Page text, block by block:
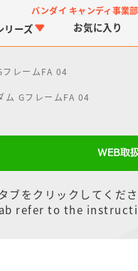
バンダイ キャンディ事業
PROJECT R.E.D.・ス
ーパー戦隊シリーズ
リーズ
つりグミ
お気に入り
レームFA 04
ム GフレームFA 04
をクリックしてくださ
refer to the